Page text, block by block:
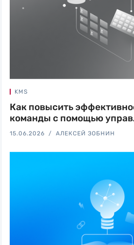
KMS
Как повысить
команды с помощью
15.06.2026 АЛЕКСЕЙ ЗОБНИН